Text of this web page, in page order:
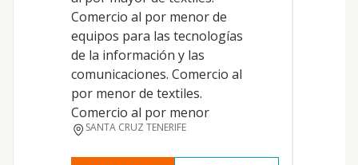
Comercio al por menor de
equipos para las tecnologías
de la información y las
comunicaciones. Comercio al
por menor de textiles.
Comercio al por menor
SANTA CRUZ TENERIFE